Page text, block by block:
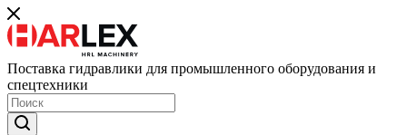
Поставка гидравлики для промышленного оборудования и
спецтехники